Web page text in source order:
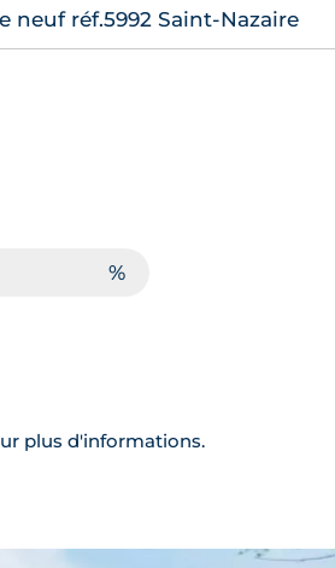
neuf réf.5992 Saint-Nazaire
plus d'informations.